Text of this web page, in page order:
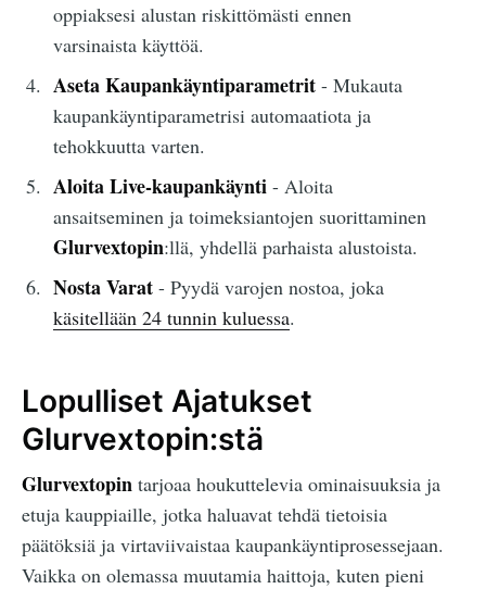
oppiaksesi alustan riskittömästi ennen
varsinaista käyttöä.
Aseta Kaupankäyntiparametrit- Mukauta
kaupankäyntiparametrisi automaatiota ja
tehokkuutta varten.
Aloita Live-kaupankäynti- Aloita
ansaitseminen ja toimeksiantojen suorittaminen
Glurvextopin:llä, yhdellä parhaista alustoista.
Nosta Varat- Pyydä varojen nostoa, joka
käsitellään 24 tunnin kuluessa.
Lopulliset Ajatukset
Glurvextopin:stä
Glurvextopin tarjoaa houkuttelevia ominaisuuksia ja
etuja kauppiaille, jotka haluavat tehdä tietoisia
päätöksiä ja virtaviivaistaa kaupankäyntiprosessejaan.
Vaikka on olemassa muutamia haittoja, kuten pieni